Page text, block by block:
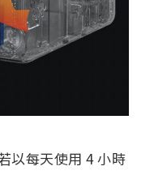
以每天使用 4 小時